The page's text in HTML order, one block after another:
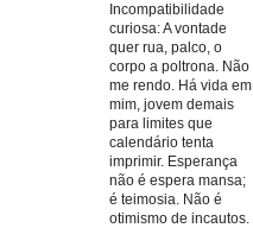
Incompatibilidade
curiosa: A vontade
quer rua, palco, o
corpo a poltrona. Não
me rendo. Há vida em
mim, jovem demais
para limites que
calendário tenta
imprimir. Esperança
não é espera mansa;
é teimosia. Não é
otimismo de incautos.